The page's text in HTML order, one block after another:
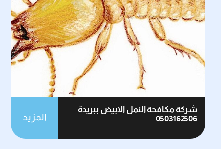
شركة مكافحة النمل الابيض ببريدة
0503162506
المزيد